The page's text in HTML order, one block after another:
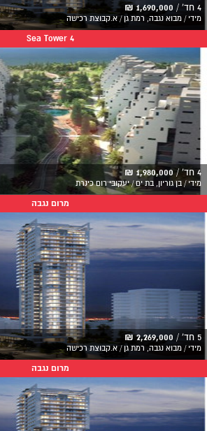
4 חד' / 1,690,000 ₪
מידי / מבוא נגבה, רמת גן / א.קבוצת רכישה
Sea Tower 4
4 חד' / 1,980,000 ₪
מידי / בן גוריון, בת ים / יעקובי רום כינרת
מרום נגבה
5 חד' / 2,269,000 ₪
מידי / מבוא נגבה, רמת גן / א.קבוצת רכישה
מרום נגבה